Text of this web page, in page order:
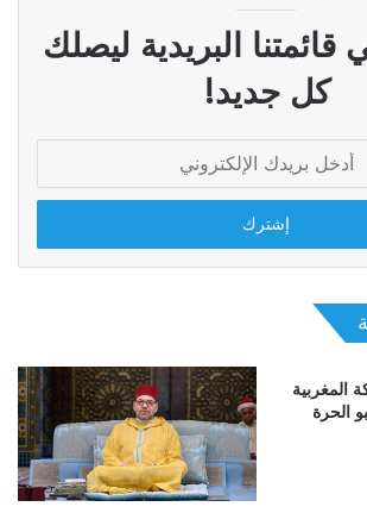
البريدية ليصلك
كل جديد!
المغربية
الحرة